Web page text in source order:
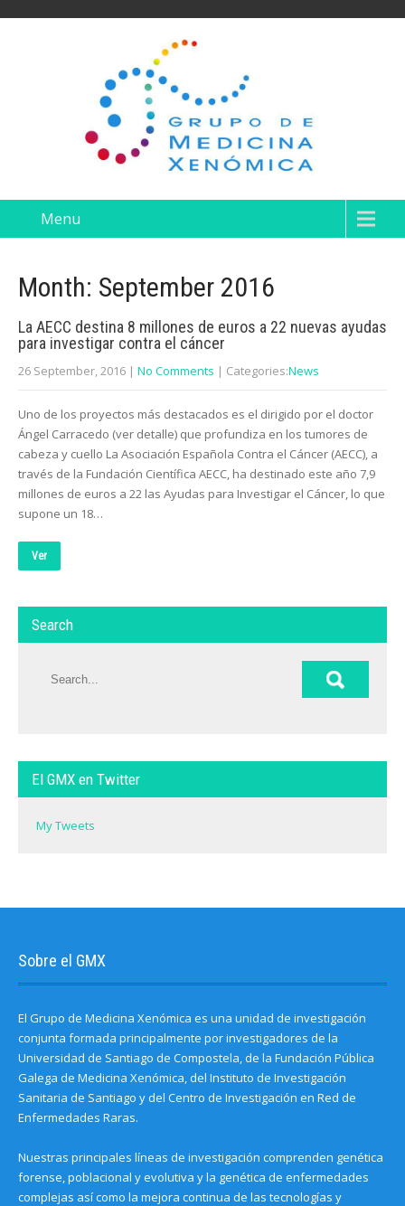
Menu
Month: September 2016
La AECC destina 8 millones de euros a 22 nuevas ayudas
para investigar contra el cáncer
26 September, 2016 | No Comments | Categories:News
Uno de los proyectos más destacados es el dirigido por el doctor
Ángel Carracedo (ver detalle) que profundiza en los tumores de
cabeza y cuello La Asociación Española Contra el Cáncer (AECC), a
través de la Fundación Científica AECC, ha destinado este año 7,9
millones de euros a 22 las Ayudas para Investigar el Cáncer, lo que
supone un 18…
Ver
Search
El GMX en Twitter
My Tweets
Sobre el GMX
El Grupo de Medicina Xenómica es una unidad de investigación
conjunta formada principalmente por investigadores de la
Universidad de Santiago de Compostela, de la Fundación Pública
Galega de Medicina Xenómica, del Instituto de Investigación
Sanitaria de Santiago y del Centro de Investigación en Red de
Enfermedades Raras.
Nuestras principales líneas de investigación comprenden genética
forense, poblacional y evolutiva y la genética de enfermedades
complejas así como la mejora continua de las tecnologías y